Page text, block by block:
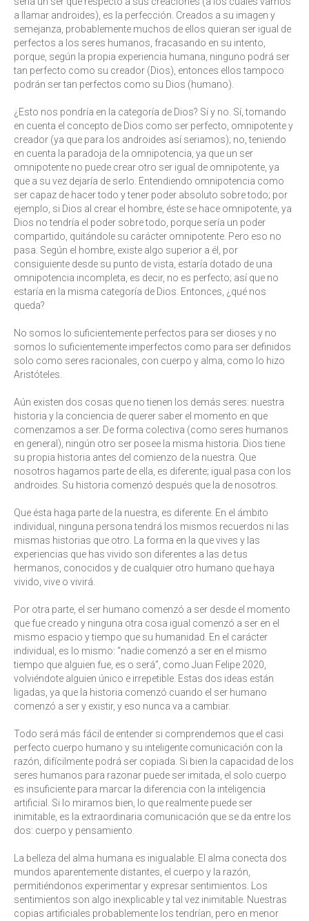
a llamar androides), es la perfección. Creados a su imagen y
semejanza, probablemente muchos de ellos quieran ser igual de
perfectos a los seres humanos, fracasando en su intento,
porque, según la propia experiencia humana, ninguno podrá ser
tan perfecto como su creador (Dios), entonces ellos tampoco
podrán ser tan perfectos como su Dios (humano).
¿Esto nos pondría en la categoría de Dios? Sí y no. Sí, tomando
en cuenta el concepto de Dios como ser perfecto, omnipotente y
creador (ya que para los androides así seriamos); no, teniendo
en cuenta la paradoja de la omnipotencia, ya que un ser
omnipotente no puede crear otro ser igual de omnipotente, ya
que a su vez dejaría de serlo. Entendiendo omnipotencia como
ser capaz de hacer todo y tener poder absoluto sobre todo; por
ejemplo, si Dios al crear el hombre, éste se hace omnipotente, ya
Dios no tendría el poder sobre todo, porque sería un poder
compartido, quitándole su carácter omnipotente. Pero eso no
pasa. Según el hombre, existe algo superior a él, por
consiguiente desde su punto de vista, estaría dotado de una
omnipotencia incompleta, es decir, no es perfecto; así que no
estaría en la misma categoría de Dios. Entonces, ¿qué nos
queda?
No somos lo suficientemente perfectos para ser dioses y no
somos lo suficientemente imperfectos como para ser definidos
solo como seres racionales, con cuerpo y alma, como lo hizo
Aristóteles.
Aún existen dos cosas que no tienen los demás seres: nuestra
historia y la conciencia de querer saber el momento en que
comenzamos a ser. De forma colectiva (como seres humanos
en general), ningún otro ser posee la misma historia. Dios tiene
su propia historia antes del comienzo de la nuestra. Que
nosotros hagamos parte de ella, es diferente; igual pasa con los
androides. Su historia comenzó después que la de nosotros.
Que ésta haga parte de la nuestra, es diferente. En el ámbito
individual, ninguna persona tendrá los mismos recuerdos ni las
mismas historias que otro. La forma en la que vives y las
experiencias que has vivido son diferentes a las de tus
hermanos, conocidos y de cualquier otro humano que haya
vivido, vive o vivirá.
Por otra parte, el ser humano comenzó a ser desde el momento
que fue creado y ninguna otra cosa igual comenzó a ser en el
mismo espacio y tiempo que su humanidad. En el carácter
individual, es lo mismo: “nadie comenzó a ser en el mismo
tiempo que alguien fue, es o será”, como Juan Felipe 2020,
volviéndote alguien único e irrepetible. Estas dos ideas están
ligadas, ya que la historia comenzó cuando el ser humano
comenzó a ser y existir, y eso nunca va a cambiar.
Todo será más fácil de entender si comprendemos que el casi
perfecto cuerpo humano y su inteligente comunicación con la
razón, difícilmente podrá ser copiada. Si bien la capacidad de los
seres humanos para razonar puede ser imitada, el solo cuerpo
es insuficiente para marcar la diferencia con la inteligencia
artificial. Si lo miramos bien, lo que realmente puede ser
inimitable, es la extraordinaria comunicación que se da entre los
dos: cuerpo y pensamiento.
La belleza del alma humana es inigualable. El alma conecta dos
mundos aparentemente distantes, el cuerpo y la razón,
permitiéndonos experimentar y expresar sentimientos. Los
sentimientos son algo inexplicable y tal vez inimitable. Nuestras
copias artificiales probablemente los tendrían, pero en menor